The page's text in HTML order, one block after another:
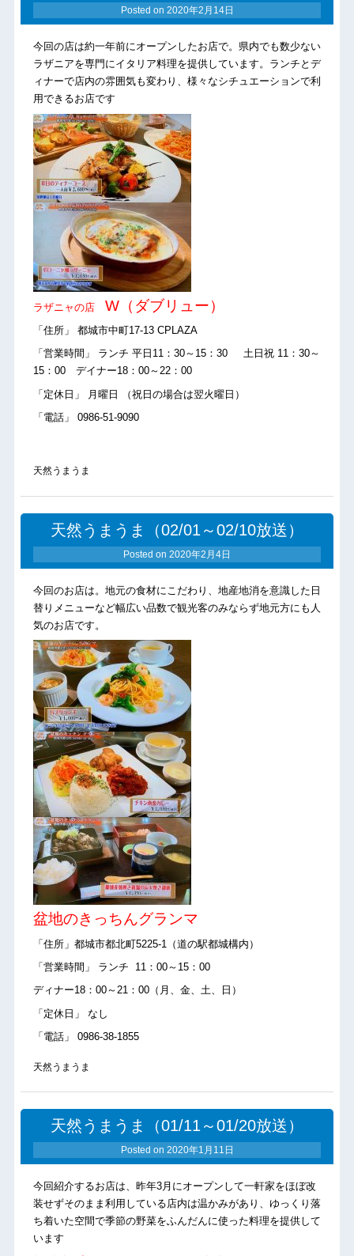
Posted on 2020年2月14日
今回の店は約一年前にオープンしたお店で。県内でも数少ない
ラザニアを専門にイタリア料理を提供しています。ランチとデ
ィナーで店内の雰囲気も変わり、様々なシチュエーションで利
用できるお店です
ラザニャの店 W（ダブリュー）
「住所」 都城市中町17-13 CPLAZA
「営業時間」 ランチ 平日11：30～15：30 土日祝 11：30～
15：00 デイナー18：00～22：00
「定休日」 月曜日 （祝日の場合は翌火曜日）
「電話」 0986-51-9090
天然うまうま
天然うまうま（02/01～02/10放送）
Posted on 2020年2月4日
今回のお店は。地元の食材にこだわり、地産地消を意識した日
替りメニューなど幅広い品数で観光客のみならず地元方にも人
気のお店です。
盆地のきっちんグランマ
「住所」都城市都北町5225-1（道の駅都城構内）
「営業時間」 ランチ 11：00～15：00
ディナー18：00～21：00（月、金、土、日）
「定休日」 なし
「電話」 0986-38-1855
天然うまうま
天然うまうま（01/11～01/20放送）
Posted on 2020年1月11日
今回紹介するお店は、昨年3月にオープンして一軒家をほぼ改
装せずそのまま利用している店内は温かみがあり、ゆっくり落
ち着いた空間で季節の野菜をふんだんに使った料理を提供して
います